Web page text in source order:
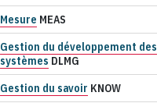
Mesure MEAS
Gestion du développement des
systèmes DLMG
Gestion du savoir KNOW